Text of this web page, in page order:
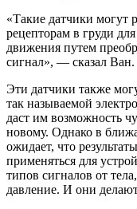
«Такие датчики могут
рецепторам в груди
движения путем
сигнал», — сказал Ван.
Эти датчики также
так называемой
даст им возможность
новому. Однако в
ожидает, что
применяться для
типов сигналов от
давление. И они